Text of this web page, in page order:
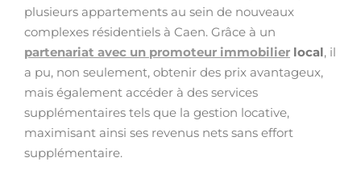
plusieurs appartements au sein de nouveaux
complexes résidentiels à Caen. Grâce à un
partenariat avec un promoteur immobilier local, il
a pu, non seulement, obtenir des prix avantageux,
mais également accéder à des services
supplémentaires tels que la gestion locative,
maximisant ainsi ses revenus nets sans effort
supplémentaire.